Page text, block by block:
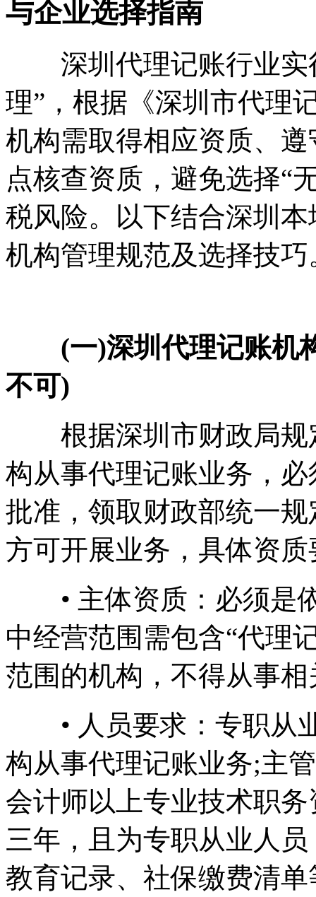
与企业选择指南
深圳代理记账行业实
理”，根据《深圳市代理
机构需取得相应资质、
点核查资质，避免选择“
税风险。以下结合深圳
机构管理规范及选择技巧
(一)深圳代理记账机
不可)
根据深圳市财政局规
构从事代理记账业务，
批准，领取财政部统一
方可开展业务，具体资
• 主体资质：必须是
中经营范围需包含“代理
范围的机构，不得从事
• 人员要求：专职从
构从事代理记账业务;主
会计师以上专业技术职
三年，且为专职从业人
教育记录、社保缴费清